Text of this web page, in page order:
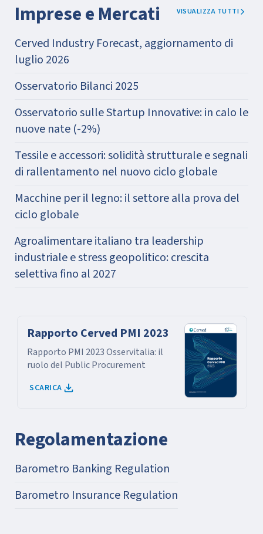
Imprese e Mercati VISUALIZZA TUTTI
Cerved Industry Forecast, aggiornamento di
luglio 2026
Osservatorio Bilanci 2025
Osservatorio sulle Startup Innovative: in calo le
nuove nate (-2%)
Tessile e accessori: solidità strutturale e segnali
di rallentamento nel nuovo ciclo globale
Macchine per il legno: il settore alla prova del
ciclo globale
Agroalimentare italiano tra leadership
industriale e stress geopolitico: crescita
selettiva fino al 2027
Rapporto Cerved PMI 2023
Rapporto PMI 2023 Osservitalia: il
ruolo del Public Procurement
SCARICA
Regolamentazione
Barometro Banking Regulation
Barometro Insurance Regulation